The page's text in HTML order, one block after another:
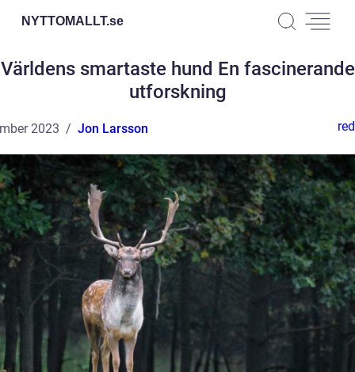
NYTTOMALLT.se
Världens smartaste hund En fascinerande
utforskning
2023 Jon Larsson